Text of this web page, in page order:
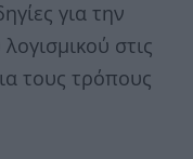
για την
στις
τους τρόπους